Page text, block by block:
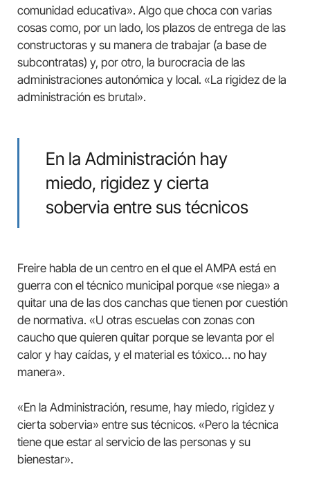
comunidad educativa». Algo que choca con varias
cosas como, por un lado, los plazos de entrega de las
constructoras y su manera de trabajar (a base de
subcontratas) y, por otro, la burocracia de las
administraciones autonómica y local. «La rigidez de la
administración es brutal».
En la Administración hay
miedo, rigidez y cierta
sobervia entre sus técnicos
Freire habla de un centro en el que el AMPA está en
guerra con el técnico municipal porque «se niega» a
quitar una de las dos canchas que tienen por cuestión
de normativa. «U otras escuelas con zonas con
caucho que quieren quitar porque se levanta por el
calor y hay caídas, y el material es tóxico… no hay
manera».
«En la Administración, resume, hay miedo, rigidez y
cierta sobervia» entre sus técnicos. «Pero la técnica
tiene que estar al servicio de las personas y su
bienestar».